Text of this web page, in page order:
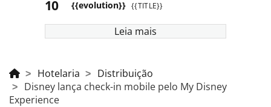
{{evolution}} {{TITLE}}
Leia mais
Hotelaria
Distribuição
Disney lança check-in mobile pelo My Disney
Experience